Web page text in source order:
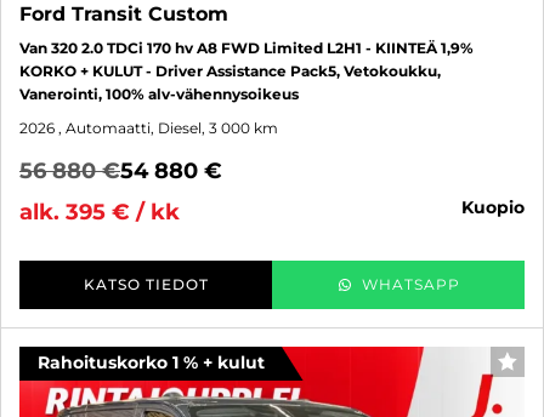
Ford Transit Custom
Van 320 2.0 TDCi 170 hv A8 FWD Limited L2H1 - KIINTEÄ 1,9%
KORKO + KULUT - Driver Assistance Pack5, Vetokoukku,
Vanerointi, 100% alv-vähennysoikeus
2026 , Automaatti, Diesel, 3 000 km
56 880 €54 880 €
alk. 395 € / kk
kuopio
KATSO TIEDOT WHATSAPP
Rahoituskorko 1 % + kulut